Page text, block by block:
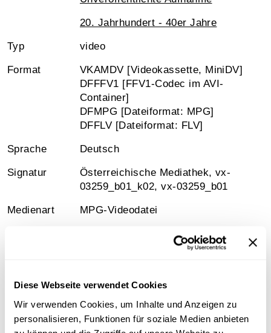
Diese Webseite verwendet Cookies
Wir verwenden Cookies, um Inhalte und Anzeigen zu
personalisieren, Funktionen für soziale Medien anbieten
20. Jahrhundert - 40er Jahre
Typ video
Format
VKAMDV [Videokassette, MiniDV]
DFFFV1 [FFV1-Codec im AVI-
Container]
DFMPG [Dateiformat: MPG]
DFFLV [Dateiformat: FLV]
Sprache Deutsch
Signatur
Österreichische Mediathek, vx-
03259_b01_k02, vx-03259_b01
Medienart MPG-Videodatei
Information
Sammlungsgeschichte